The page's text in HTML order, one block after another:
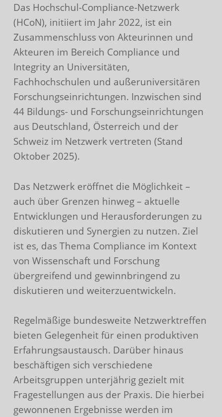
Das Hochschul-Compliance-Netzwerk
(HCoN), initiiert im Jahr 2022, ist ein
Zusammenschluss von Akteurinnen und
Akteuren im Bereich Compliance und
Integrity an Universitäten,
Fachhochschulen und außeruniversitären
Forschungseinrichtungen. Inzwischen sind
44 Bildungs- und Forschungseinrichtungen
aus Deutschland, Österreich und der
Schweiz im Netzwerk vertreten (Stand
Oktober 2025).
Das Netzwerk eröffnet die Möglichkeit –
auch über Grenzen hinweg – aktuelle
Entwicklungen und Herausforderungen zu
diskutieren und Synergien zu nutzen. Ziel
ist es, das Thema Compliance im Kontext
von Wissenschaft und Forschung
übergreifend und gewinnbringend zu
diskutieren und weiterzuentwickeln.
Regelmäßige bundesweite Netzwerktreffen
bieten Gelegenheit für einen produktiven
Erfahrungsaustausch. Darüber hinaus
beschäftigen sich verschiedene
Arbeitsgruppen unterjährig gezielt mit
Fragestellungen aus der Praxis. Die hierbei
gewonnenen Ergebnisse werden im